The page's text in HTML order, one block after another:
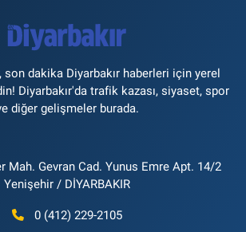
son dakika Diyarbakır haberleri için yerel
Diyarbakır'da trafik kazası, siyaset, spor
diğer gelişmeler burada.
Mah. Gevran Cad. Yunus Emre Apt. 14/2
Yenişehir / DİYARBAKIR
0 (412) 229-2105